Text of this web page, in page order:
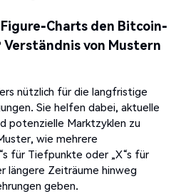
Charts den Bitcoin-
Verständnis von Mustern
nützlich für die langfristige
Sie helfen dabei, aktuelle
potenzielle Marktzyklen zu
wie mehrere
für Tiefpunkte oder „X“s für
längere Zeiträume hinweg
geben.